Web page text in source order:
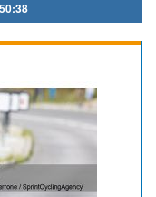
50:38